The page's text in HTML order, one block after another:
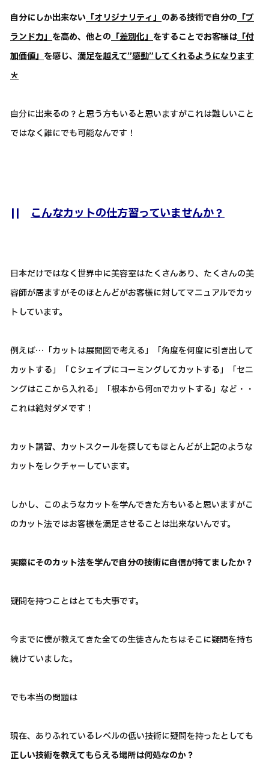
自分にしか出来ない 「オリジナリティ」 のある技術で自分の 「ブ
ランド力」 を高め、他との 「差別化」 をすることでお客様は「付
加価値」 を感じ、 満足を越えて”感動”してくれるようになります
＊
自分に出来るの？と思う方もいると思いますがこれは難しいこと
ではなく誰にでも可能なんです！
|| こんなカットの仕方習っていませんか？
日本だけではなく世界中に美容室はたくさんあり、たくさんの美
容師が居ますがそのほとんどがお客様に対してマニュアルでカッ
トしています。
例えば…「カットは展開図で考える」「角度を何度に引き出して
カットする」「Ｃシェイプにコーミングしてカットする」「セニ
ングはここから入れる」「根本から何㎝でカットする」など・・
これは絶対ダメです！
カット講習、カットスクールを探してもほとんどが上記のような
カットをレクチャーしています。
しかし、このようなカットを学んできた方もいると思いますがこ
のカット法ではお客様を満足させることは出来ないんです。
実際にそのカット法を学んで自分の技術に自信が持てましたか？
疑問を持つことはとても大事です。
今までに僕が教えてきた全ての生徒さんたちはそこに疑問を持ち
続けていました。
でも本当の問題は
現在、ありふれているレベルの低い技術に疑問を持ったとしても
正しい技術を教えてもらえる場所は何処なのか？